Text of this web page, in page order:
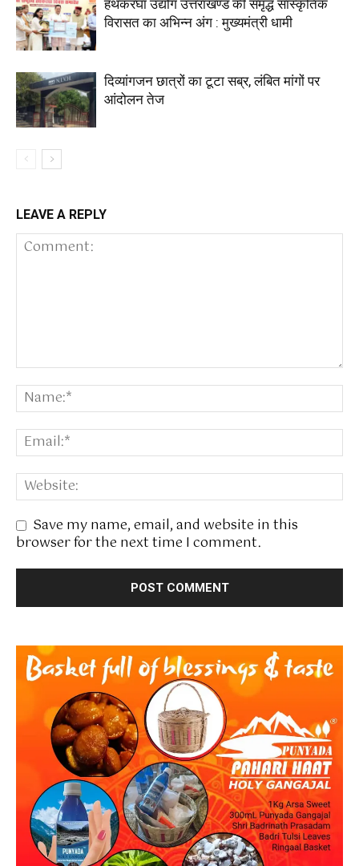
हथकरघा उद्योग उत्तराखण्ड की समृद्ध सांस्कृतिक
विरासत का अभिन्न अंग : मुख्यमंत्री धामी
दिव्यांगजन छात्रों का टूटा सब्र, लंबित मांगों पर
आंदोलन तेज
LEAVE A REPLY
Save my name, email, and website in this
browser for the next time I comment.